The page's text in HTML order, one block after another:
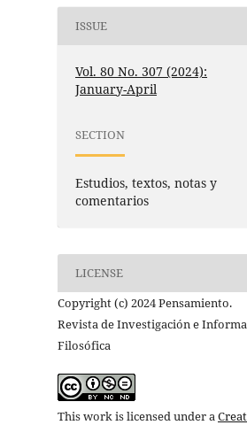
ISSUE
Vol. 80 No. 307 (2024):
January-April
SECTION
Estudios, textos, notas y
comentarios
LICENSE
Copyright (c) 2024 Pensamiento.
Revista de Investigación e
Filosófica
This work is licensed under a